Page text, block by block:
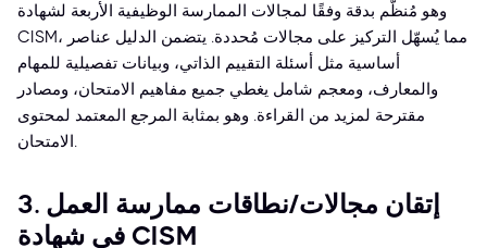
وهو مُنظّم بدقة وفقًا لمجالات الممارسة الوظيفية الأربعة لشهادة
CISM، مما يُسهّل التركيز على مجالات مُحددة. يتضمن الدليل عناصر
أساسية مثل أسئلة التقييم الذاتي، وبيانات تفصيلية للمهام
والمعارف، ومعجم شامل يغطي جميع مفاهيم الامتحان، ومصادر
مقترحة لمزيد من القراءة. وهو بمثابة المرجع المعتمد لمحتوى
الامتحان.
3. إتقان مجالات/نطاقات ممارسة العمل
في شهادة CISM